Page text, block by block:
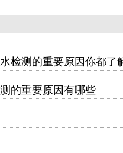
检测的重要原因你都了
的重要原因有哪些